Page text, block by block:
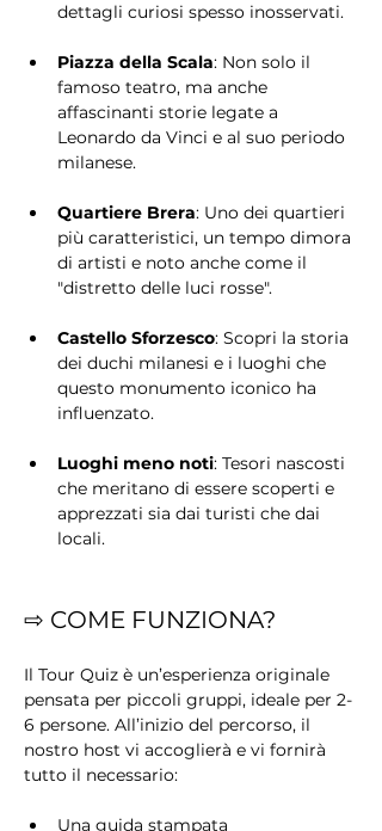
dettagli curiosi spesso inosservati.
Piazza della Scala: Non solo il
famoso teatro, ma anche
affascinanti storie legate a
Leonardo da Vinci e al suo periodo
milanese.
Quartiere Brera: Uno dei quartieri
più caratteristici, un tempo dimora
di artisti e noto anche come il
"distretto delle luci rosse".
Castello Sforzesco: Scopri la storia
dei duchi milanesi e i luoghi che
questo monumento iconico ha
influenzato.
Luoghi meno noti: Tesori nascosti
che meritano di essere scoperti e
apprezzati sia dai turisti che dai
locali.
⇨ COME FUNZIONA?
Il Tour Quiz è un’esperienza originale
pensata per piccoli gruppi, ideale per 2-
6 persone. All’inizio del percorso, il
nostro host vi accoglierà e vi fornirà
tutto il necessario:
Una guida stampata